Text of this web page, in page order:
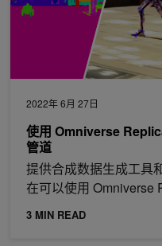
2022年 6月 27日
使用 Omniverse
管道
提供合成数据生成工具
在可以使用 Omniverse
3 MIN READ